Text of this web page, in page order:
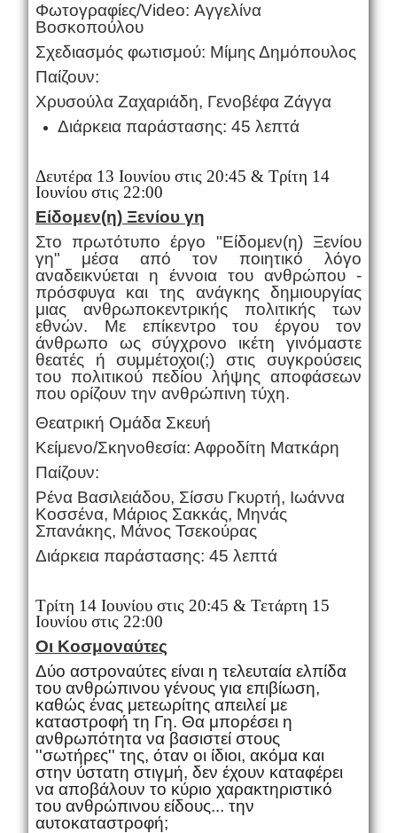
Φωτογραφίες/Video: Αγγελίνα
Βοσκοπούλου
Σχεδιασμός φωτισμού: Μίμης Δημόπουλος
Παίζουν:
Χρυσούλα Ζαχαριάδη, Γενοβέφα Ζάγγα
Διάρκεια παράστασης: 45 λεπτά
Δευτέρα 13 Ιουνίου στις 20:45 & Τρίτη 14
Ιουνίου στις 22:00
Είδομεν(η) Ξενίου γη
Στο πρωτότυπο έργο "Είδομεν(η) Ξενίου
γη" μέσα από τον ποιητικό λόγο
αναδεικνύεται η έννοια του ανθρώπου -
πρόσφυγα και της ανάγκης δημιουργίας
μιας ανθρωποκεντρικής πολιτικής των
εθνών. Με επίκεντρο του έργου τον
άνθρωπο ως σύγχρονο ικέτη γινόμαστε
θεατές ή συμμέτοχοι(;) στις συγκρούσεις
του πολιτικού πεδίου λήψης αποφάσεων
που ορίζουν την ανθρώπινη τύχη.
Θεατρική Ομάδα Σκευή
Κείμενο/Σκηνοθεσία: Αφροδίτη Ματκάρη
Παίζουν:
Ρένα Βασιλειάδου, Σίσσυ Γκυρτή, Ιωάννα
Κοσσένα, Μάριος Σακκάς, Μηνάς
Σπανάκης, Μάνος Τσεκούρας
Διάρκεια παράστασης: 45 λεπτά
Τρίτη 14 Ιουνίου στις 20:45 & Τετάρτη 15
Ιουνίου στις 22:00
Οι Κοσμοναύτες
Δύο αστροναύτες είναι η τελευταία ελπίδα
του ανθρώπινου γένους για επιβίωση,
καθώς ένας μετεωρίτης απειλεί με
καταστροφή τη Γη. Θα μπορέσει η
ανθρωπότητα να βασιστεί στους
''σωτήρες'' της, όταν οι ίδιοι, ακόμα και
στην ύστατη στιγμή, δεν έχουν καταφέρει
να αποβάλουν το κύριο χαρακτηριστικό
του ανθρώπινου είδους... την
αυτοκαταστροφή;